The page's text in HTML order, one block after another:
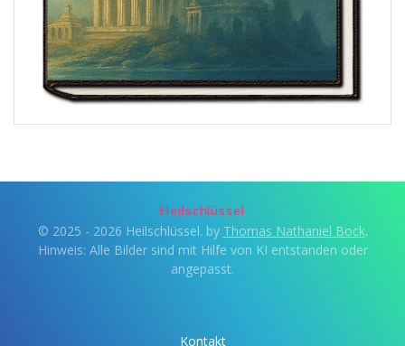
Heilschlüssel
© 2025 - 2026 Heilschlüssel. by Thomas Nathaniel Bock.
Hinweis: Alle Bilder sind mit Hilfe von KI entstanden oder
angepasst.
Kontakt